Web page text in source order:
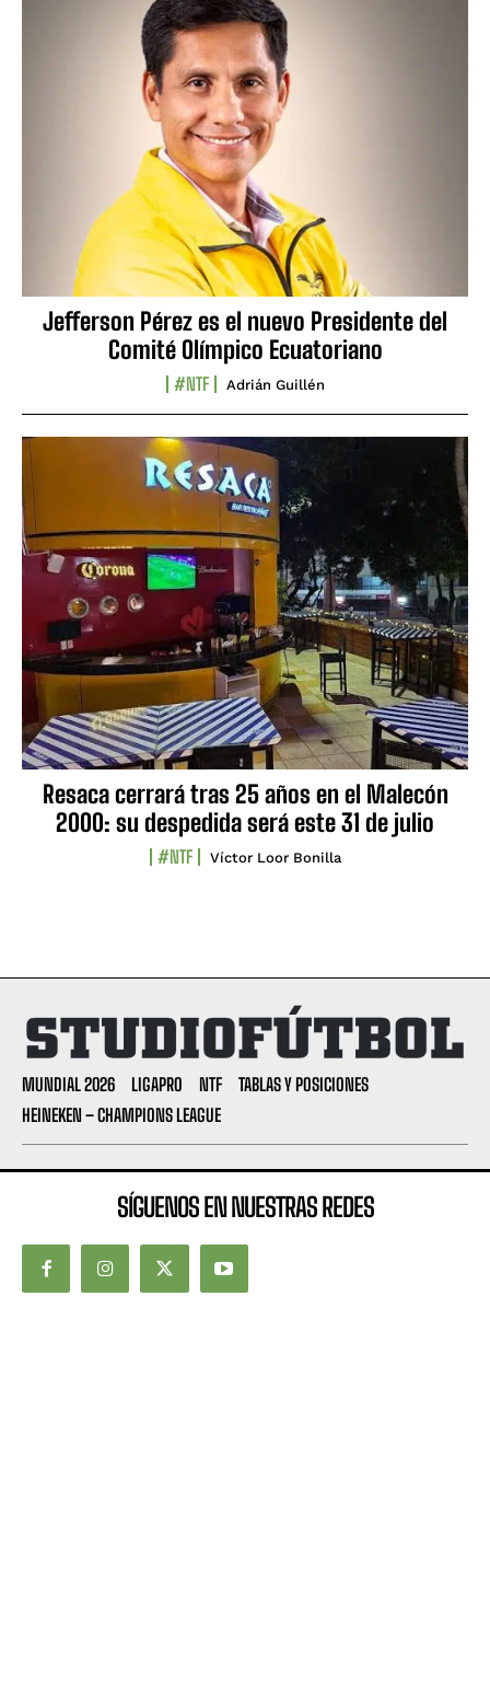
Jefferson Pérez es el nuevo Presidente del
Comité Olímpico Ecuatoriano
#NTF Adrián Guillén
Resaca cerrará tras 25 años en el Malecón
2000: su despedida será este 31 de julio
#NTF Víctor Loor Bonilla
MUNDIAL 2026 LIGAPRO NTF
TABLAS Y POSICIONES
HEINEKEN – CHAMPIONS LEAGUE
SÍGUENOS EN NUESTRAS REDES